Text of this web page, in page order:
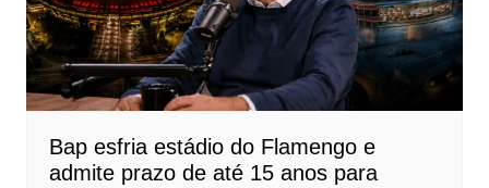
Bap esfria estádio do Flamengo e
admite prazo de até 15 anos para